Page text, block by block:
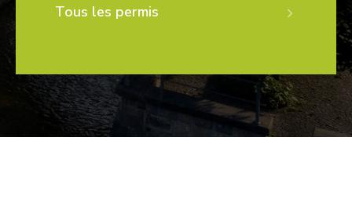
Tous les permis